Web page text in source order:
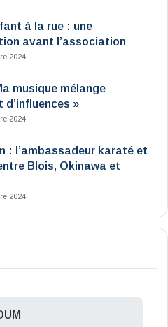
à la rue : une
avant l’association
2024
musique mélange
d’influences »
2024
: l’ambassadeur karaté et
Blois, Okinawa et
2024